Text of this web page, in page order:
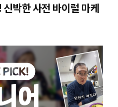
박한 사전 바이럴 마케